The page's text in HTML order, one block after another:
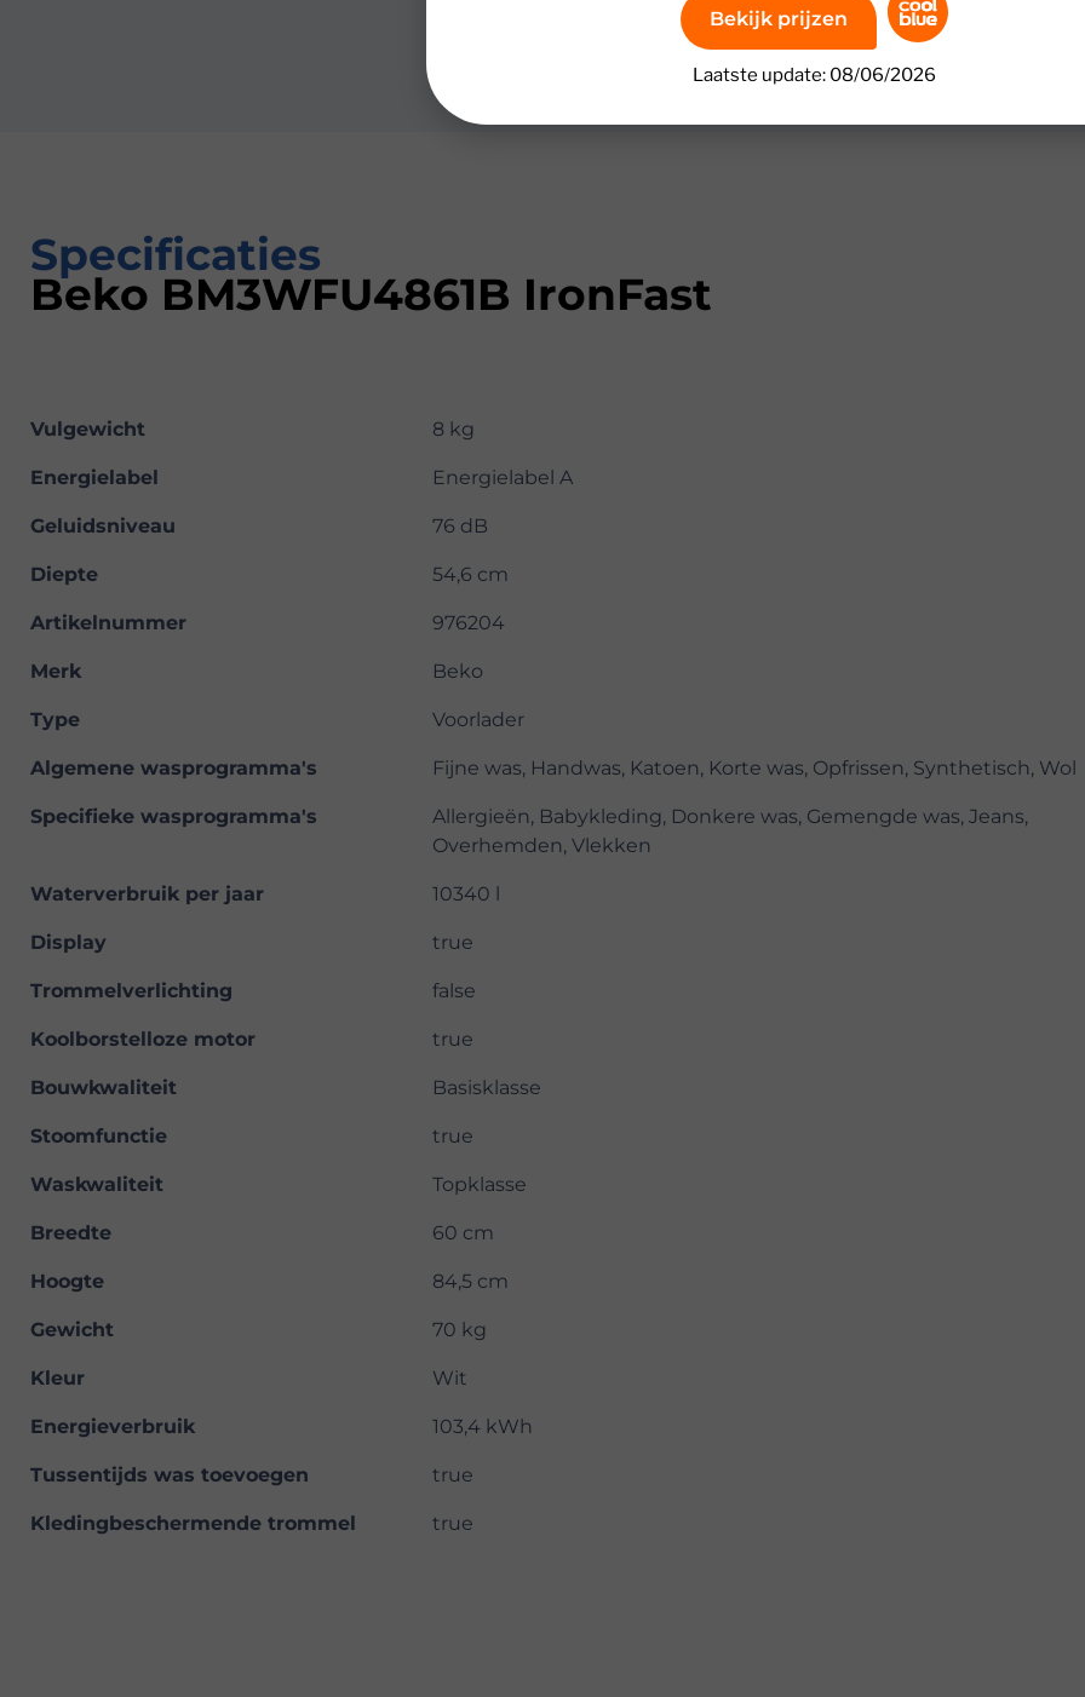
Specificaties
Beko BM3WFU4861B IronFast
Vulgewicht 8 kg
Energielabel Energielabel A
Geluidsniveau 76 dB
Diepte 54,6 cm
Artikelnummer 976204
Merk Beko
Type Voorlader
Algemene wasprogramma's Fijne was, Handwas, Katoen, Korte was, Opfrissen, Synthetisch, Wol
Specifieke wasprogramma's
Allergieën, Babykleding, Donkere was, Gemengde was, Jeans,
Overhemden, Vlekken
Waterverbruik per jaar 10340 l
Display true
Trommelverlichting false
Koolborstelloze motor true
Bouwkwaliteit Basisklasse
Stoomfunctie true
Waskwaliteit Topklasse
Breedte 60 cm
Hoogte 84,5 cm
Gewicht 70 kg
Kleur Wit
Energieverbruik 103,4 kWh
Tussentijds was toevoegen true
Kledingbeschermende trommel true
Bekijk prijzen
Laatste update: 08/06/2026